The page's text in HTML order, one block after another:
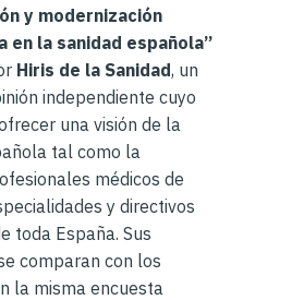
y modernización
en la sanidad española”
Hiris de la Sanidad, un
independiente cuyo
una visión de la
tal como la
médicos de
y directivos
toda España. Sus
comparan con los
la misma encuesta